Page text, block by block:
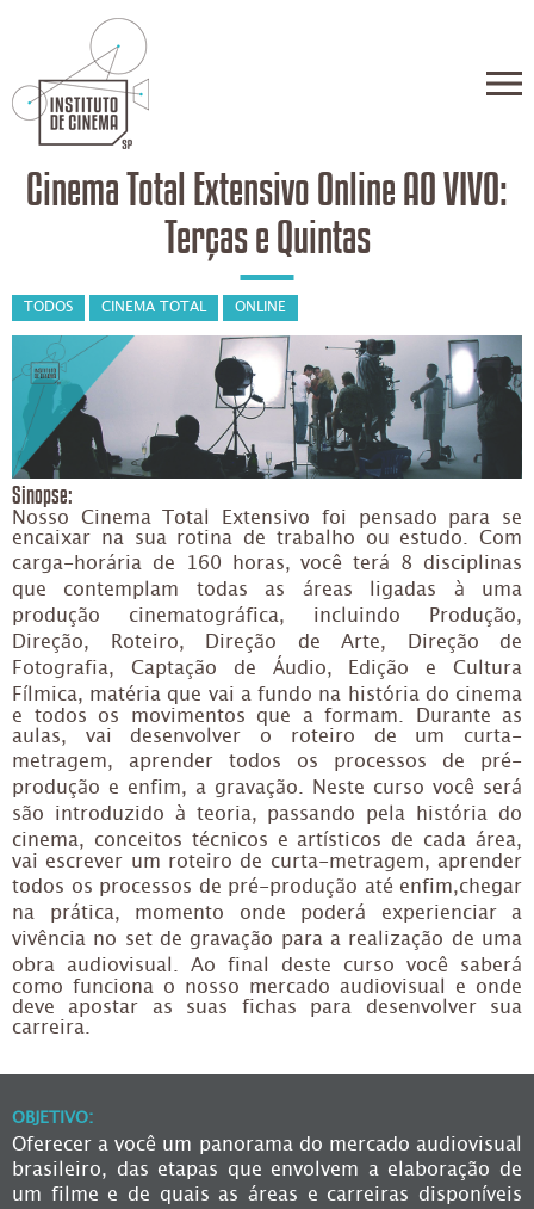
Cinema Total Extensivo Online AO VIVO:
Terças e Quintas
TODOS CINEMA TOTAL ONLINE
Sinopse:
Nosso Cinema Total Extensivo foi pensado para se
encaixar na sua rotina de trabalho ou estudo. Com
carga-horária de 160 horas, você terá 8 disciplinas
que contemplam todas as áreas ligadas à uma
produção cinematográfica, incluindo Produção,
Direção, Roteiro, Direção de Arte, Direção de
Fotografia, Captação de Áudio, Edição e Cultura
Fílmica, matéria que vai a fundo na história do cinema
e todos os movimentos que a formam. Durante as
aulas, vai desenvolver o roteiro de um curta-
metragem, aprender todos os processos de pré-
produção e enfim, a gravação. Neste curso você será
são introduzido à teoria, passando pela história do
cinema, conceitos técnicos e artísticos de cada área,
vai escrever um roteiro de curta-metragem, aprender
todos os processos de pré-produção até enfim,chegar
na prática, momento onde poderá experienciar a
vivência no set de gravação para a realização de uma
obra audiovisual. Ao final deste curso você saberá
como funciona o nosso mercado audiovisual e onde
deve apostar as suas fichas para desenvolver sua
carreira.
OBJETIVO:
Oferecer a você um panorama do mercado audiovisual
brasileiro, das etapas que envolvem a elaboração de
um filme e de quais as áreas e carreiras disponíveis